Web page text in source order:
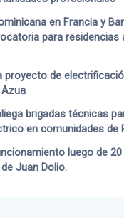
en Francia y
para residencias
brigadas técnicas
en comunidades de
Juan Dolio.